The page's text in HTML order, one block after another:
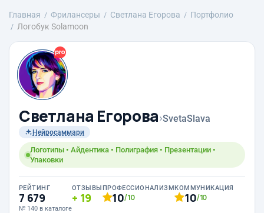
Главная Фрилансеры Светлана Егорова
Портфолио
Логобук Solamoon
Светлана Егорова›SvetaSlava
Нейросаммари
Логотипы • Айдентика • Полиграфия • Презентации •
Упаковки
РЕЙТИНГ
7 679
№ 140 в каталоге
ОТЗЫВЫ
19
ПРОФЕССИОНАЛИЗМ
10/10
КОММУНИКАЦИЯ
10/10